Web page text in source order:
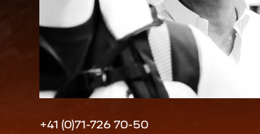
+41 (0)71-726 70-50